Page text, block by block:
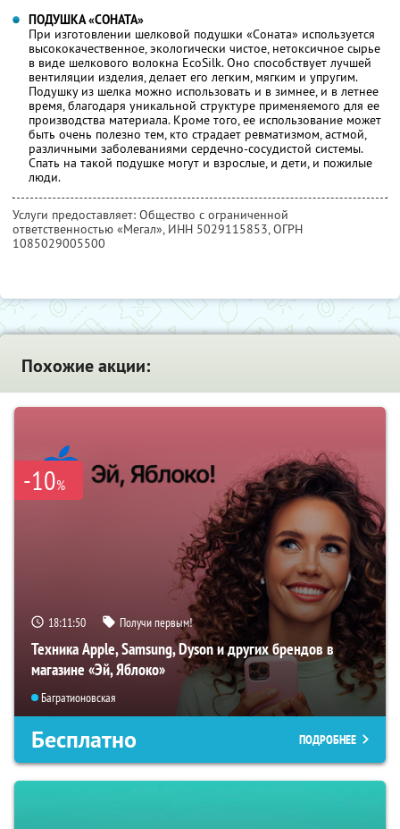
ПОДУШКА «СОНАТА»
При изготовлении шелковой подушки «Соната» используется
высококачественное, экологически чистое, нетоксичное сырье
в виде шелкового волокна EcoSilk. Оно способствует лучшей
вентиляции изделия, делает его легким, мягким и упругим.
Подушку из шелка можно использовать и в зимнее, и в летнее
время, благодаря уникальной структуре применяемого для ее
производства материала. Кроме того, ее использование может
быть очень полезно тем, кто страдает ревматизмом, астмой,
различными заболеваниями сердечно-сосудистой системы.
Спать на такой подушке могут и взрослые, и дети, и пожилые
люди.
Услуги предоставляет: Общество с ограниченной
ответственностью «Мегал», ИНН 5029115853, ОГРН
1085029005500
Похожие акции:
-10%
18:11:48 Получи первым!
Техника Apple, Samsung, Dyson и других брендов в
магазине «Эй, Яблоко»
Багратионовская
Бесплатно ПОДРОБНЕЕ